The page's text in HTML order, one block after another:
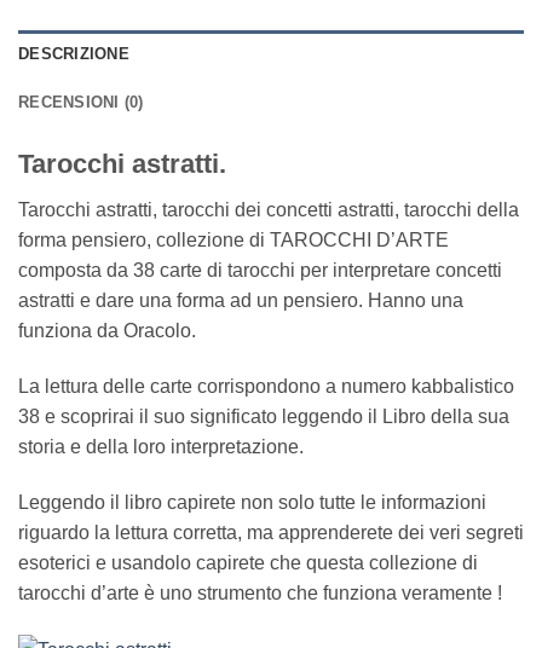
DESCRIZIONE
RECENSIONI (0)
Tarocchi astratti.
Tarocchi astratti, tarocchi dei concetti astratti, tarocchi della
forma pensiero, collezione di TAROCCHI D’ARTE
composta da 38 carte di tarocchi per interpretare concetti
astratti e dare una forma ad un pensiero. Hanno una
funziona da Oracolo.
La lettura delle carte corrispondono a numero kabbalistico
38 e scoprirai il suo significato leggendo il Libro della sua
storia e della loro interpretazione.
Leggendo il libro capirete non solo tutte le informazioni
riguardo la lettura corretta, ma apprenderete dei veri segreti
esoterici e usandolo capirete che questa collezione di
tarocchi d’arte è uno strumento che funziona veramente !